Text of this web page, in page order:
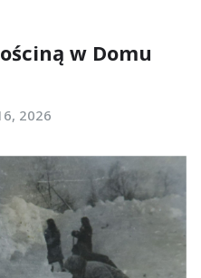
w Domu
2026